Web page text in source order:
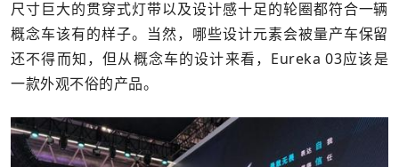
尺寸巨大的贯穿式灯带以及设计感十足的轮圈都符合一辆
概念车该有的样子。当然，哪些设计元素会被量产车保留
还不得而知，但从概念车的设计来看，Eureka 03应该是
一款外观不俗的产品。